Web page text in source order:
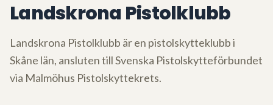
Landskrona Pistolklubb
Landskrona Pistolklubb är en pistolskytteklubb i
Skåne län, ansluten till Svenska Pistolskytteförbundet
via Malmöhus Pistolskyttekrets.